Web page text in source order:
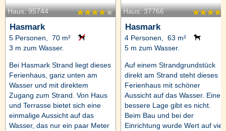
Haus: 95744
Hasmark
5 Personen, 70 m²
3 m zum Wasser.
Bei Hasmark Strand liegt dieses
Ferienhaus, ganz unten am
Wasser und mit direktem
Zugang zum Strand. Von Haus
und Terrasse bietet sich eine
einmalige Aussicht auf das
Wasser, das nur ein paar Meter
Haus: 37766
Hasmark
4 Personen, 63 m²
5 m zum Wasser.
Auf einem Strandgrundstück
direkt am Strand steht dieses
Ferienhaus mit schöner
Aussicht auf das Wasser. Eine
bessere Lage gibt es nicht.
Beim Bau und bei der
Einrichtung wurde Wert auf viel